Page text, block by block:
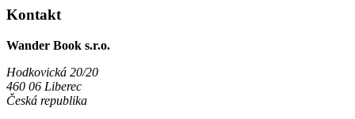
Kontakt
Wander Book s.r.o.
Hodkovická 20/20
460 06 Liberec
Česká republika